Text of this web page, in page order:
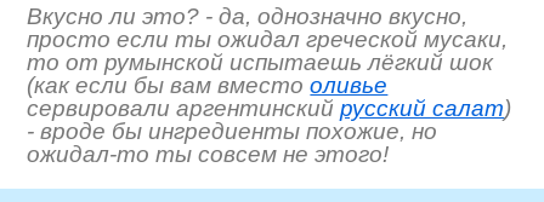
Вкусно ли это? - да, однозначно вкусно,
просто если ты ожидал греческой мусаки,
то от румынской испытаешь лёгкий шок
(как если бы вам вместооливье
сервировали аргентинскийрусский салат)
- вроде бы ингредиенты похожие, но
ожидал-то ты совсем не этого!